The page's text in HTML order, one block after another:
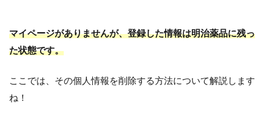
マイページがありませんが、登録した情報は明治薬品に残っ
た状態です。
ここでは、その個人情報を削除する方法について解説します
ね！